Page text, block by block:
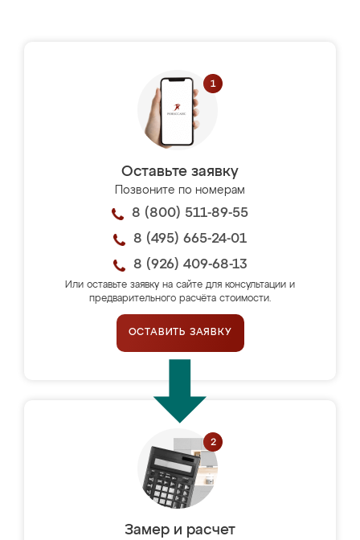
Оставьте заявку
Позвоните по номерам
8 (800) 511-89-55
8 (495) 665-24-01
8 (926) 409-68-13
Или оставьте заявку на сайте для консультации и
предварительного расчёта стоимости.
ОСТАВИТЬ ЗАЯВКУ
Замер и расчет